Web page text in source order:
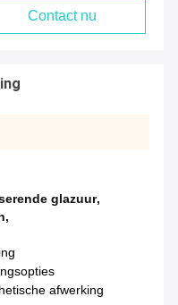
Contact nu
glazuur,
,
afwerking